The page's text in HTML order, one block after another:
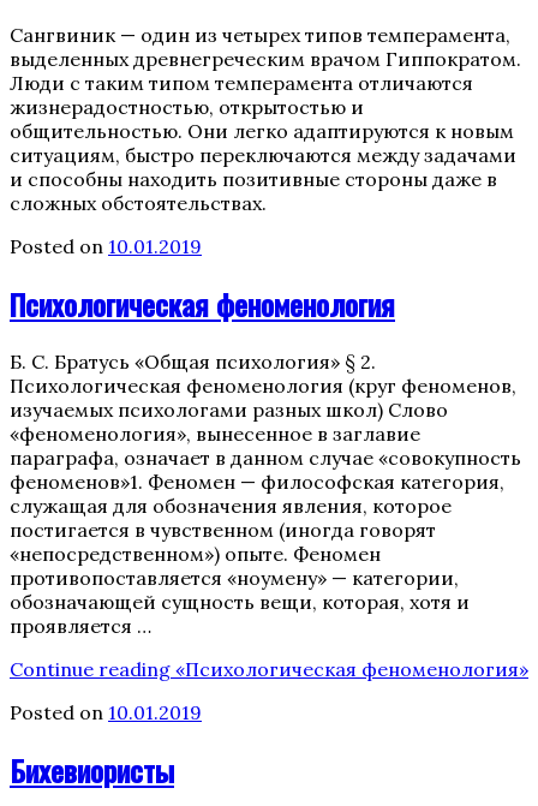
Сангвиник — один из четырех типов темперамента,
выделенных древнегреческим врачом Гиппократом.
Люди с таким типом темперамента отличаются
жизнерадостностью, открытостью и
общительностью. Они легко адаптируются к новым
ситуациям, быстро переключаются между задачами
и способны находить позитивные стороны даже в
сложных обстоятельствах.
Posted on 10.01.2019
Психологическая феноменология
Б. С. Братусь «Общая психология» § 2.
Психологическая феноменология (круг феноменов,
изучаемых психологами разных школ) Слово
«феноменология», вынесенное в заглавие
параграфа, означает в данном случае «совокупность
феноменов»1. Феномен — философская категория,
служащая для обозначения явления, которое
постигается в чувственном (иногда говорят
«непосредственном») опыте. Феномен
противопоставляется «ноумену» — категории,
обозначающей сущность вещи, которая, хотя и
проявляется …
Continue reading «Психологическая феноменология»
Posted on 10.01.2019
Бихевиористы